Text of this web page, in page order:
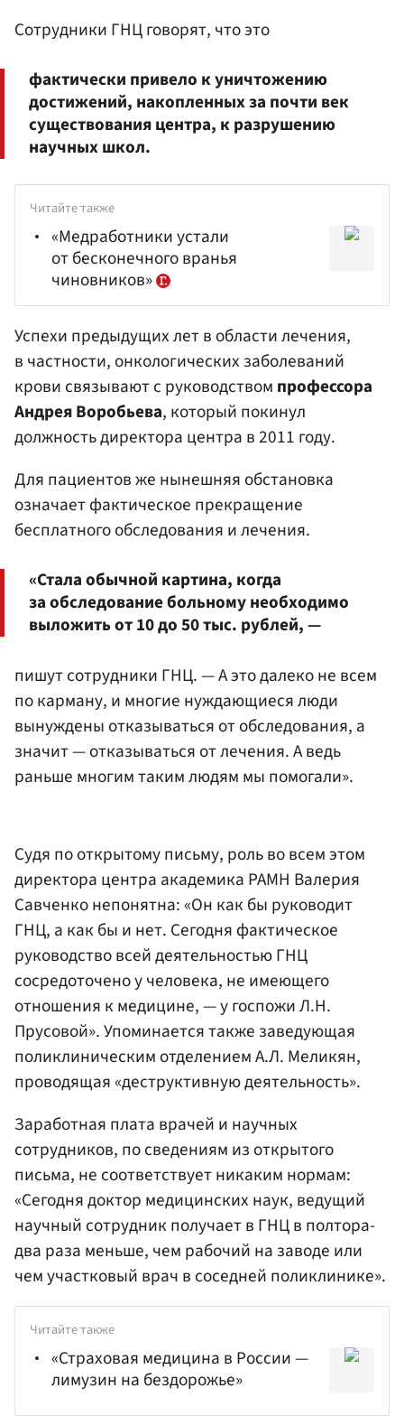
Сотрудники ГНЦ говорят, что это
фактически привело к уничтожению
достижений, накопленных за почти век
существования центра, к разрушению
научных школ.
Читайте также
«Медработники устали
от бесконечного вранья
чиновников»
Успехи предыдущих лет в области лечения,
в частности, онкологических заболеваний
крови связывают с руководством профессора
Андрея Воробьева, который покинул
должность директора центра в 2011 году.
Для пациентов же нынешняя обстановка
означает фактическое прекращение
бесплатного обследования и лечения.
«Стала обычной картина, когда
за обследование больному необходимо
выложить от 10 до 50 тыс. рублей, —
пишут сотрудники ГНЦ. — А это далеко не всем
по карману, и многие нуждающиеся люди
вынуждены отказываться от обследования, а
значит — отказываться от лечения. А ведь
раньше многим таким людям мы помогали».
Судя по открытому письму, роль во всем этом
директора центра академика РАМН Валерия
Савченко непонятна: «Он как бы руководит
ГНЦ, а как бы и нет. Сегодня фактическое
руководство всей деятельностью ГНЦ
сосредоточено у человека, не имеющего
отношения к медицине, — у госпожи Л.Н.
Прусовой». Упоминается также заведующая
поликлиническим отделением А.Л. Меликян,
проводящая «деструктивную деятельность».
Заработная плата врачей и научных
сотрудников, по сведениям из открытого
письма, не соответствует никаким нормам:
«Сегодня доктор медицинских наук, ведущий
научный сотрудник получает в ГНЦ в полтора-
два раза меньше, чем рабочий на заводе или
чем участковый врач в соседней поликлинике».
Читайте также
«Страховая медицина в России —
лимузин на бездорожье»